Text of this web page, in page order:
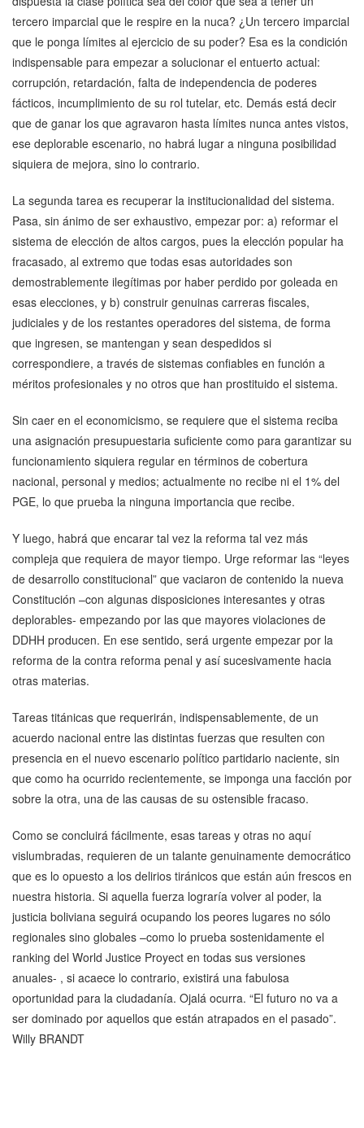
tercero imparcial que le respire en la nuca? ¿Un tercero imparcial
que le ponga límites al ejercicio de su poder? Esa es la condición
indispensable para empezar a solucionar el entuerto actual:
corrupción, retardación, falta de independencia de poderes
fácticos, incumplimiento de su rol tutelar, etc. Demás está decir
que de ganar los que agravaron hasta límites nunca antes vistos,
ese deplorable escenario, no habrá lugar a ninguna posibilidad
siquiera de mejora, sino lo contrario.
La segunda tarea es recuperar la institucionalidad del sistema.
Pasa, sin ánimo de ser exhaustivo, empezar por: a) reformar el
sistema de elección de altos cargos, pues la elección popular ha
fracasado, al extremo que todas esas autoridades son
demostrablemente ilegítimas por haber perdido por goleada en
esas elecciones, y b) construir genuinas carreras fiscales,
judiciales y de los restantes operadores del sistema, de forma
que ingresen, se mantengan y sean despedidos si
correspondiere, a través de sistemas confiables en función a
méritos profesionales y no otros que han prostituido el sistema.
Sin caer en el economicismo, se requiere que el sistema reciba
una asignación presupuestaria suficiente como para garantizar su
funcionamiento siquiera regular en términos de cobertura
nacional, personal y medios; actualmente no recibe ni el 1% del
PGE, lo que prueba la ninguna importancia que recibe.
Y luego, habrá que encarar tal vez la reforma tal vez más
compleja que requiera de mayor tiempo. Urge reformar las “leyes
de desarrollo constitucional” que vaciaron de contenido la nueva
Constitución –con algunas disposiciones interesantes y otras
deplorables- empezando por las que mayores violaciones de
DDHH producen. En ese sentido, será urgente empezar por la
reforma de la contra reforma penal y así sucesivamente hacia
otras materias.
Tareas titánicas que requerirán, indispensablemente, de un
acuerdo nacional entre las distintas fuerzas que resulten con
presencia en el nuevo escenario político partidario naciente, sin
que como ha ocurrido recientemente, se imponga una facción por
sobre la otra, una de las causas de su ostensible fracaso.
Como se concluirá fácilmente, esas tareas y otras no aquí
vislumbradas, requieren de un talante genuinamente democrático
que es lo opuesto a los delirios tiránicos que están aún frescos en
nuestra historia. Si aquella fuerza lograría volver al poder, la
justicia boliviana seguirá ocupando los peores lugares no sólo
regionales sino globales –como lo prueba sostenidamente el
ranking del World Justice Proyect en todas sus versiones
anuales- , si acaece lo contrario, existirá una fabulosa
oportunidad para la ciudadanía. Ojalá ocurra. “El futuro no va a
ser dominado por aquellos que están atrapados en el pasado”.
Willy BRANDT